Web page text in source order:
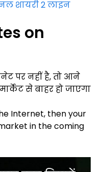
शायरी 2 लाइन
on
पर नहीं है, तो आने
से बाहर हो जाएगा
Internet, then your
in the coming